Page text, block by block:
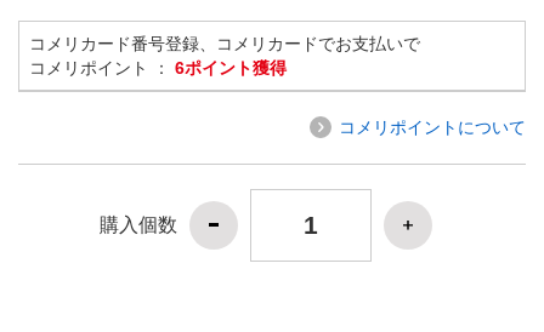
コメリカード番号登録、コメリカードでお支払いで
コメリポイント ： 6ポイント獲得
コメリポイントについて
購入個数